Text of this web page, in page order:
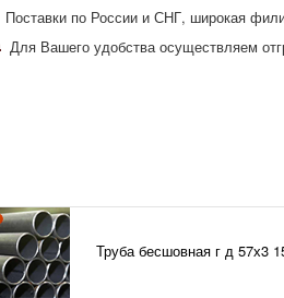
Поставки по России и СНГ, широкая
Для Вашего удобства осуществляем
Труба бесшовная г д 57х3